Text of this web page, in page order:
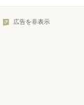
広告を非表示